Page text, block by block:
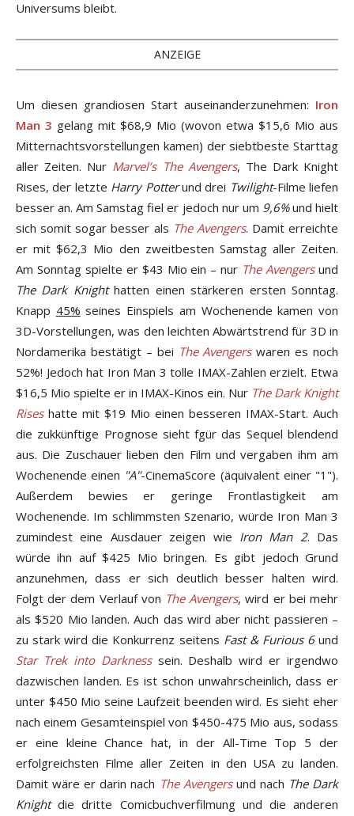
Universums bleibt.
ANZEIGE
Um diesen grandiosen Start auseinanderzunehmen: Iron
Man 3 gelang mit $68,9 Mio (wovon etwa $15,6 Mio aus
Mitternachtsvorstellungen kamen) der siebtbeste Starttag
aller Zeiten. Nur Marvel’s The Avengers, The Dark Knight
Rises, der letzte Harry Potterund drei Twilight-Filme liefen
besser an. Am Samstag fiel er jedoch nur um 9,6%und hielt
sich somit sogar besser als The Avengers. Damit erreichte
er mit $62,3 Mio den zweitbesten Samstag aller Zeiten.
Am Sonntag spielte er $43 Mio ein – nur The Avengersund
The Dark Knighthatten einen stärkeren ersten Sonntag.
Knapp 45% seines Einspiels am Wochenende kamen von
3D-Vorstellungen, was den leichten Abwärtstrend für 3D in
Nordamerika bestätigt – bei The Avengerswaren es noch
52%! Jedoch hat Iron Man 3 tolle IMAX-Zahlen erzielt. Etwa
$16,5 Mio spielte er in IMAX-Kinos ein. Nur The Dark Knight
Riseshatte mit $19 Mio einen besseren IMAX-Start. Auch
die zukkünftige Prognose sieht fgür das Sequel blendend
aus. Die Zuschauer lieben den Film und vergaben ihm am
Wochenende einen "A"-CinemaScore (äquivalent einer "1").
Außerdem bewies er geringe Frontlastigkeit am
Wochenende. Im schlimmsten Szenario, würde Iron Man 3
zumindest eine Ausdauer zeigen wie Iron Man 2. Das
würde ihn auf $425 Mio bringen. Es gibt jedoch Grund
anzunehmen, dass er sich deutlich besser halten wird.
Folgt der dem Verlauf von The Avengers, wird er bei mehr
als $520 Mio landen. Auch das wird aber nicht passieren –
zu stark wird die Konkurrenz seitens Fast & Furious 6und
Star Trek into Darknesssein. Deshalb wird er irgendwo
dazwischen landen. Es ist schon unwahrscheinlich, dass er
unter $450 Mio seine Laufzeit beenden wird. Es sieht eher
nach einem Gesamteinspiel von $450-475 Mio aus, sodass
er eine kleine Chance hat, in der All-Time Top 5 der
erfolgreichsten Filme aller Zeiten in den USA zu landen.
Damit wäre er darin nach The Avengersund nach The Dark
Knightdie dritte Comicbuchverfilmung und die anderen